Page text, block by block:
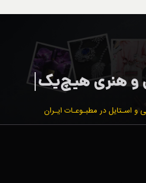
و اسـتایل در مطبـوعـات ایـران